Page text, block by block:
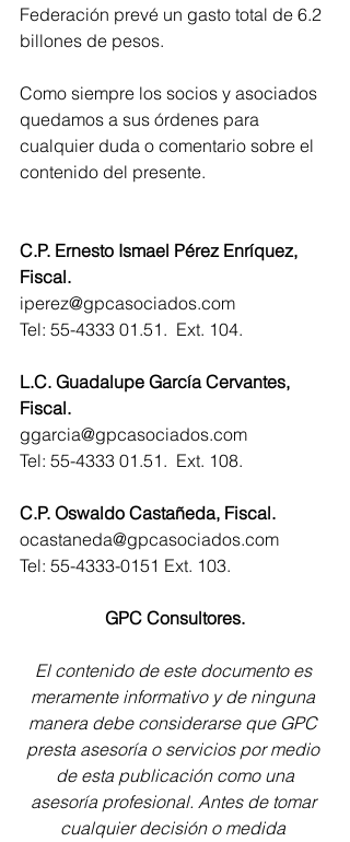
Federación prevé un gasto total de 6.2
billones de pesos.
Como siempre los socios y asociados
quedamos a sus órdenes para
cualquier duda o comentario sobre el
contenido del presente.
C.P. Ernesto Ismael Pérez Enríquez,
Fiscal.
iperez@gpcasociados.com
Tel: 55-4333 01.51.  Ext. 104.
L.C. Guadalupe García Cervantes,
Fiscal.
ggarcia@gpcasociados.com
Tel: 55-4333 01.51.  Ext. 108.
C.P. Oswaldo Castañeda, Fiscal.
ocastaneda@gpcasociados.com
Tel: 55-4333-0151 Ext. 103.
GPC Consultores.
El contenido de este documento es
meramente informativo y de ninguna
manera debe considerarse que GPC
presta asesoría o servicios por medio
de esta publicación como una
asesoría profesional. Antes de tomar
cualquier decisión o medida